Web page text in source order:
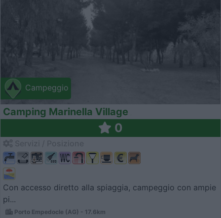
Campeggio
Camping Marinella Village
0
Con accesso diretto alla spiaggia, campeggio con ampie
pi...
Porto Empedocle (AG) - 17.6km